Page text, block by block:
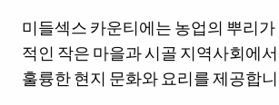
미들섹스 카운티에는 농업의 뿌리가
적인 작은 마을과 시골 지역사회에
훌륭한 현지 문화와 요리를 제공합